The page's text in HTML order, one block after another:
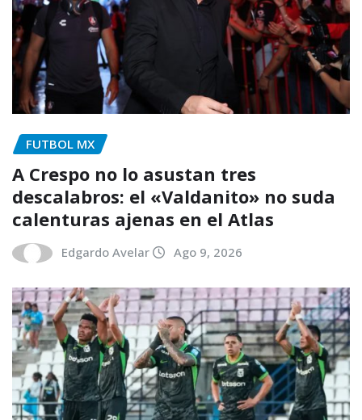
FUTBOL MX
A Crespo no lo asustan tres
descalabros: el «Valdanito» no suda
calenturas ajenas en el Atlas
Edgardo Avelar Ago 9, 2026